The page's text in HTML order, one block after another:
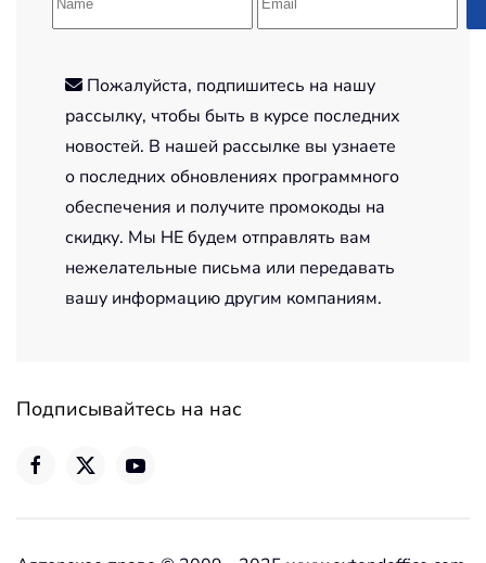
Пожалуйста, подпишитесь на нашу
рассылку, чтобы быть в курсе последних
новостей. В нашей рассылке вы узнаете
о последних обновлениях программного
обеспечения и получите промокоды на
скидку. Мы НЕ будем отправлять вам
нежелательные письма или передавать
вашу информацию другим компаниям.
Подписывайтесь на нас